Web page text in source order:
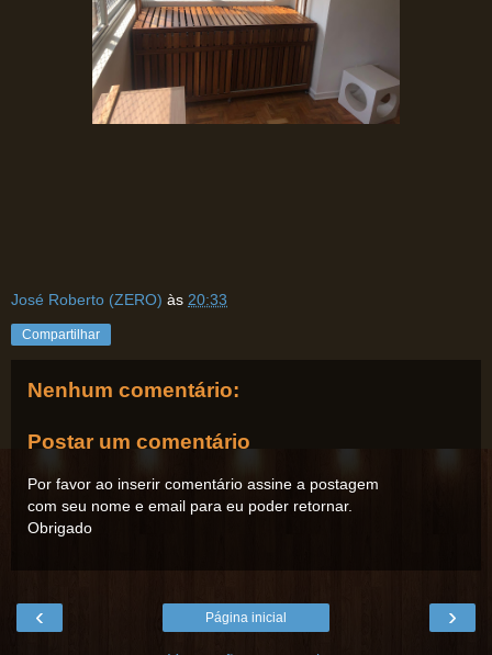
José Roberto (ZERO) às 20:33
Compartilhar
Nenhum comentário:
Postar um comentário
Por favor ao inserir comentário assine a postagem
com seu nome e email para eu poder retornar.
Obrigado
‹ ›
Página inicial